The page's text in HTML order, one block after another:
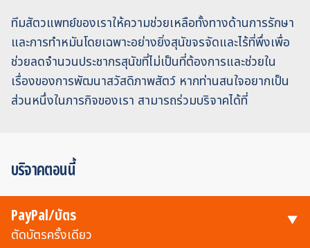
ทีมสัตวแพทย์ของเราให้ความช่วยเหลือทั้งทางด้านการรักษา
และการทำหมันโดยเฉพาะอย่างยิ่งสุนัขจรจัดและไร้ที่พึ่งเพื่อ
ช่วยลดจำนวนประชากรสุนัขที่ไม่เป็นที่ต้องการและช่วยใน
เรื่องของการพัฒนาสวัสดิภาพสัตว์ หากท่านสนใจอยากเป็น
ส่วนหนึ่งในภารกิจของเรา สามารถร่วมบริจาคได้ที่
บริจาคตอนนี้
PayPal/บัตร
ตัดบัตรครั้งเดียว